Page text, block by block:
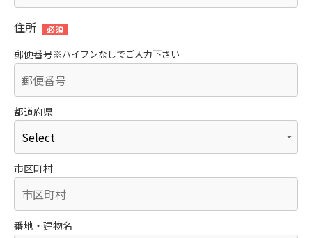
住所 必須
郵便番号※ハイフンなしでご入力下さい
都道府県
市区町村
番地・建物名